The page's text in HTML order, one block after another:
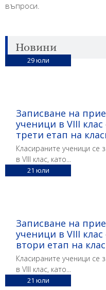
въпроси.
Новини
29юли
Записване на
ученици в VIII клас
трети етап на
Класираните ученици се
в VIII клас, като...
21 юли
Записване на
ученици в VIII клас
втори етап на
Класираните ученици се
в VIII клас, като...
21 юли